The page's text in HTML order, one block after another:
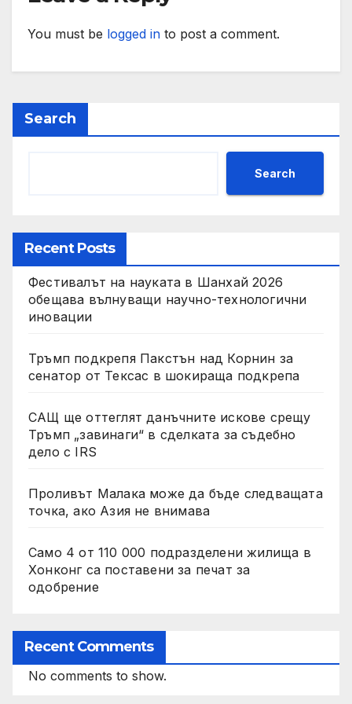
You must be logged in to post a comment.
Search
Search
Recent Posts
Фестивалът на науката в Шанхай 2026
обещава вълнуващи научно-технологични
иновации
Тръмп подкрепя Пакстън над Корнин за
сенатор от Тексас в шокираща подкрепа
САЩ ще оттеглят данъчните искове срещу
Тръмп „завинаги“ в сделката за съдебно
дело с IRS
Проливът Малака може да бъде следващата
точка, ако Азия не внимава
Само 4 от 110 000 подразделени жилища в
Хонконг са поставени за печат за
одобрение
Recent Comments
No comments to show.